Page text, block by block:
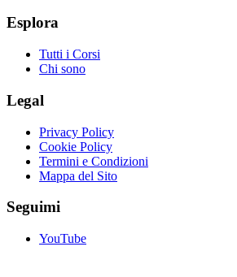
Esplora
Tutti i Corsi
Chi sono
Legal
Privacy Policy
Cookie Policy
Termini e Condizioni
Mappa del Sito
Seguimi
YouTube